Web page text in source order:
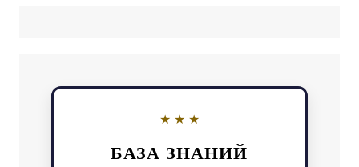
БАЗА ЗНАНИЙ